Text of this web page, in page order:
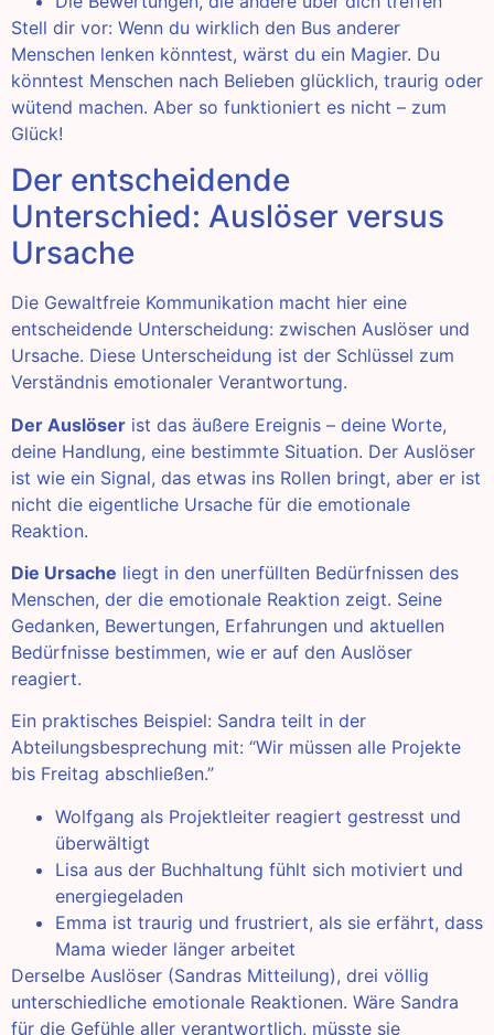
Stell dir vor: Wenn du wirklich den Bus anderer
Menschen lenken könntest, wärst du ein Magier. Du
könntest Menschen nach Belieben glücklich, traurig oder
wütend machen. Aber so funktioniert es nicht – zum
Glück!
Der entscheidende
Unterschied: Auslöser versus
Ursache
Die Gewaltfreie Kommunikation macht hier eine
entscheidende Unterscheidung: zwischen Auslöser und
Ursache. Diese Unterscheidung ist der Schlüssel zum
Verständnis emotionaler Verantwortung.
Der Auslöser ist das äußere Ereignis – deine Worte,
deine Handlung, eine bestimmte Situation. Der Auslöser
ist wie ein Signal, das etwas ins Rollen bringt, aber er ist
nicht die eigentliche Ursache für die emotionale
Reaktion.
Die Ursache liegt in den unerfüllten Bedürfnissen des
Menschen, der die emotionale Reaktion zeigt. Seine
Gedanken, Bewertungen, Erfahrungen und aktuellen
Bedürfnisse bestimmen, wie er auf den Auslöser
reagiert.
Ein praktisches Beispiel: Sandra teilt in der
Abteilungsbesprechung mit: “Wir müssen alle Projekte
bis Freitag abschließen.”
Wolfgang als Projektleiter reagiert gestresst und
überwältigt
Lisa aus der Buchhaltung fühlt sich motiviert und
energiegeladen
Emma ist traurig und frustriert, als sie erfährt, dass
Mama wieder länger arbeitet
Derselbe Auslöser (Sandras Mitteilung), drei völlig
unterschiedliche emotionale Reaktionen. Wäre Sandra
für die Gefühle aller verantwortlich, müsste sie